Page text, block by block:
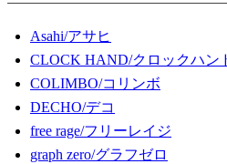
Asahi/アサヒ
CLOCK HAND/クロックハン
COLIMBO/コリンボ
DECHO/デコ
free rage/フリーレイジ
graph zero/グラフゼロ